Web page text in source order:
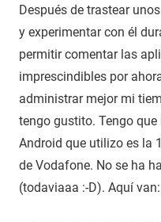
Después de trastear
y experimentar con él
permitir comentar las
imprescindibles por
administrar mejor mi
tengo gustito. Tengo
Android que utilizo es la
de Vodafone. No se ha
(todaviaaa :-D). Aquí van: